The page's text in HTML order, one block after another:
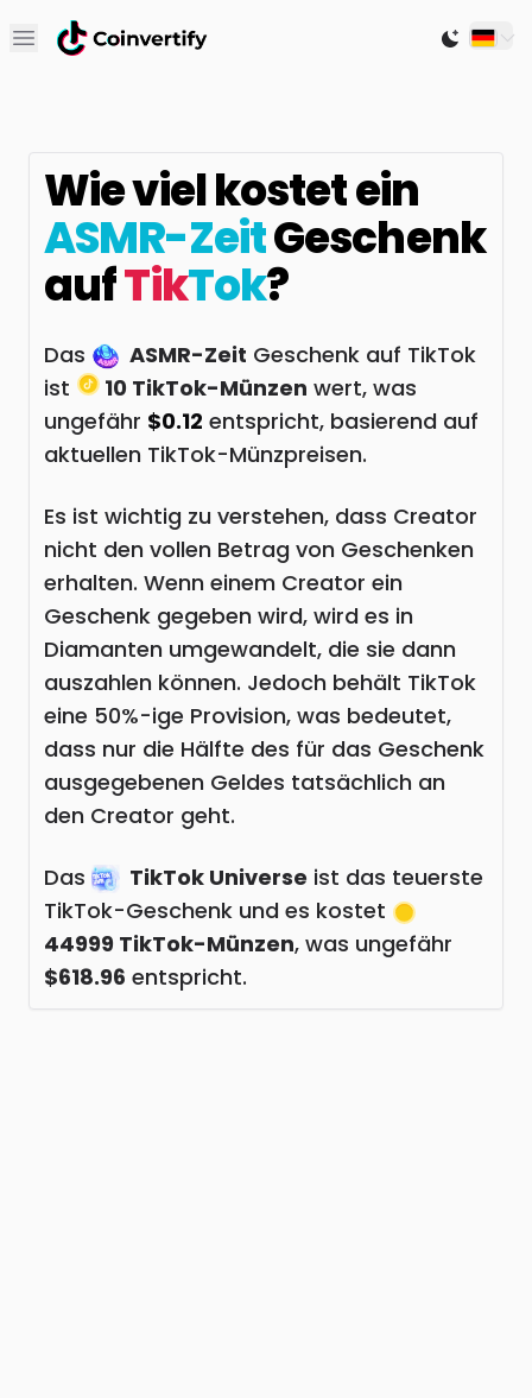
Open main menu Switch
Wie viel kostet ein
ASMR-ZeitGeschenk
aufTikTok?
Das ASMR-Zeit Geschenk auf TikTok
ist
10 TikTok-Münzen wert, was
ungefähr $0.12 entspricht, basierend auf
aktuellen TikTok-Münzpreisen.
Es ist wichtig zu verstehen, dass Creator
nicht den vollen Betrag von Geschenken
erhalten. Wenn einem Creator ein
Geschenk gegeben wird, wird es in
Diamanten umgewandelt, die sie dann
auszahlen können. Jedoch behält TikTok
eine 50%-ige Provision, was bedeutet,
dass nur die Hälfte des für das Geschenk
ausgegebenen Geldes tatsächlich an
den Creator geht.
Das TikTok Universe ist das teuerste
TikTok-Geschenk und es kostet
44999 TikTok-Münzen, was ungefähr
$618.96 entspricht.